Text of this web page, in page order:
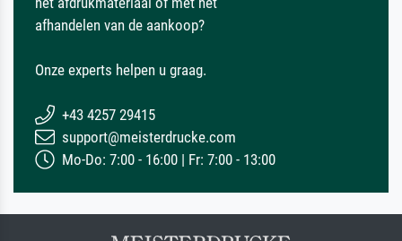
afhandelen van de aankoop?
Onze experts helpen u graag.
+43 4257 29415
support@meisterdrucke.com
Mo-Do: 7:00 - 16:00 | Fr: 7:00 - 13:00